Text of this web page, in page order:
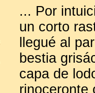
... Por
un corto
llegué al
bestia
capa de
rinoceronte